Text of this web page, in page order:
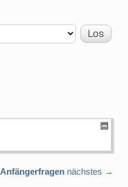
Anfängerfragen nächstes →